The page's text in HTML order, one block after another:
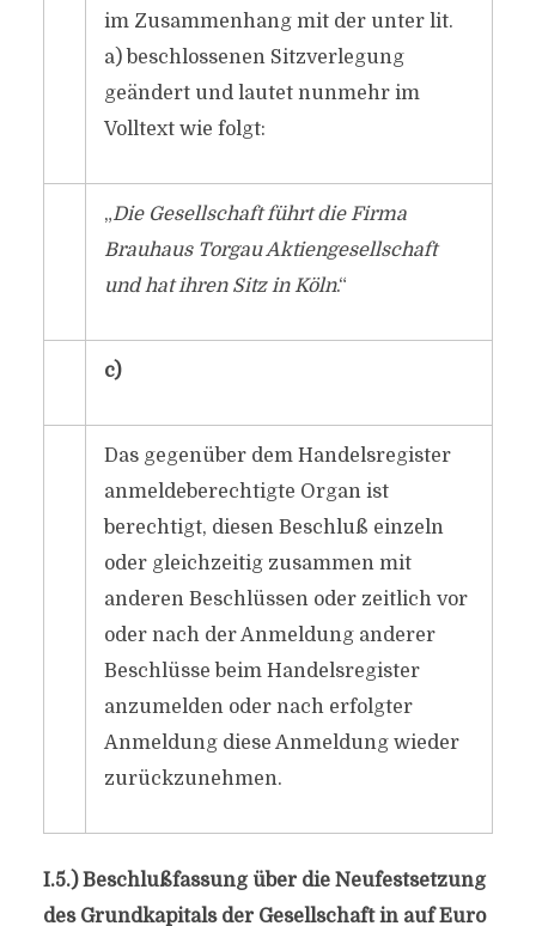
im Zusammenhang mit der unter lit.
a) beschlossenen Sitzverlegung
geändert und lautet nunmehr im
Volltext wie folgt:
„Die Gesellschaft führt die Firma
Brauhaus Torgau Aktiengesellschaft
und hat ihren Sitz in Köln.“
c)
Das gegenüber dem Handelsregister
anmeldeberechtigte Organ ist
berechtigt, diesen Beschluß einzeln
oder gleichzeitig zusammen mit
anderen Beschlüssen oder zeitlich vor
oder nach der Anmeldung anderer
Beschlüsse beim Handelsregister
anzumelden oder nach erfolgter
Anmeldung diese Anmeldung wieder
zurückzunehmen.
I.5.) Beschlußfassung über die Neufestsetzung
des Grundkapitals der Gesellschaft in auf Euro